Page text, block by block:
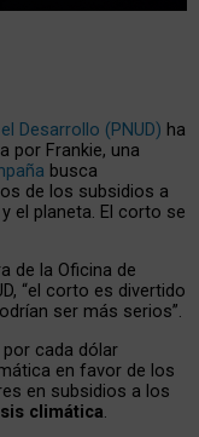
Desarrollo (PNUD) ha
por Frankie, una
busca
de los subsidios a
el planeta. El corto se
de la Oficina de
“el corto es divertido
ser más serios”.
por cada dólar
en favor de los
en subsidios a los
climática.